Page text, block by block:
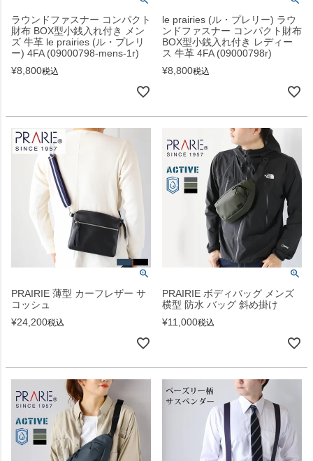
ラウンドファスナー コンパクト
財布 BOX型小銭入れ付き メン
ズ 牛革 le prairies (ル・プレリ
ー) 4FA (09000798-mens-1r)
¥8,800税込
le prairies (ル・プレリー) ラウ
ンドファスナー コンパクト財布
BOX型小銭入れ付き レディー
ス 牛革 4FA (09000798r)
¥8,800税込
PRAIRIE 薄型 カーフレザー サ
コッシュ
¥24,200税込
PRAIRIE ボディバッグ メンズ
横型 防水 バッグ 斜め掛け
¥11,000税込